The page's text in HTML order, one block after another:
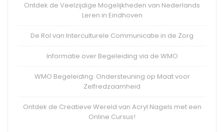
Ontdek de Veelzijdige Mogelijkheden van Nederlands
Leren in Eindhoven
De Rol van Interculturele Communicatie in de Zorg
Informatie over Begeleiding via de WMO
WMO Begeleiding: Ondersteuning op Maat voor
Zelfredzaamheid
Ontdek de Creatieve Wereld van Acryl Nagels met een
Online Cursus!